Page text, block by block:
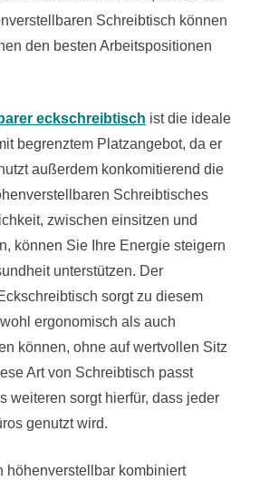
Schreibtisch können
den besten Arbeitspositionen
eckschreibtisch ist die ideale
begrenztem Platzangebot, da er
außerdem konkomitierend die
Schreibtisches
zwischen einsitzen und
können Sie Ihre Energie steigern
unterstützen. Der
sorgt zu diesem
ergonomisch als auch
können, ohne auf wertvollen Sitz
Art von Schreibtisch passt
weiteren sorgt hierfür, dass jeder
genutzt wird.
höhenverstellbar kombiniert